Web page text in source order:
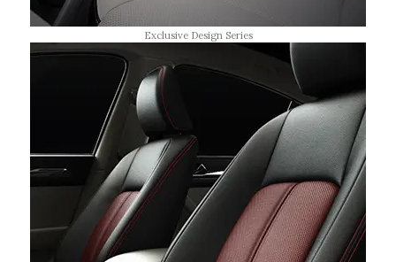
Exclusive Design Series